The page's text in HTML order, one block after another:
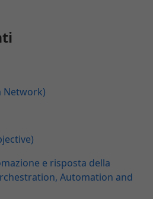
Network)
e risposta della
Automation and